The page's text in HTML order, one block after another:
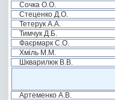
Сочка О.О.
Стеценко Д.О.
Тетерук А.А.
Тимчук Д.Б.
Фаєрмарк С.О.
Хміль М.М.
Шкварилюк В.В.
Артеменко А.В.